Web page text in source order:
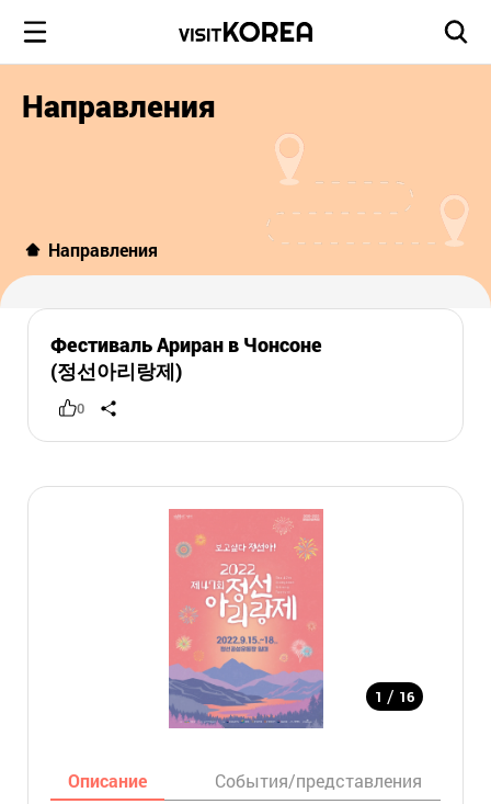
Направления
Направления
Фестиваль Ариран в Чонсоне
(정선아리랑제)
0
1 / 16
Описание События/представления